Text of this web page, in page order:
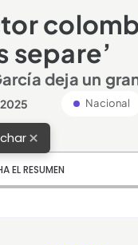
separe’
deja un
Nacional
×
EL RESUMEN